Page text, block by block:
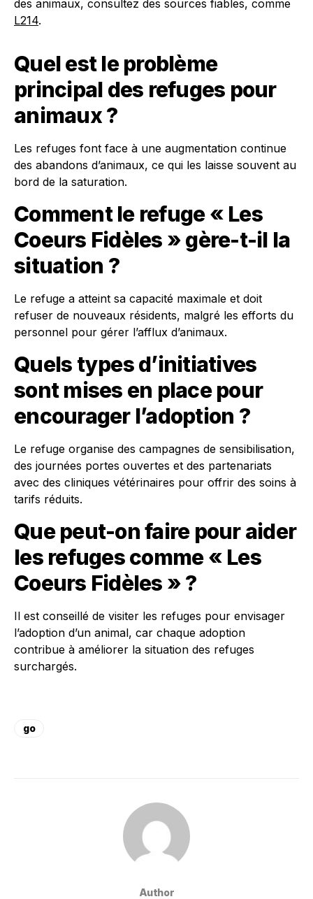
des animaux, consultez des sources fiables, comme
L214.
Quel est le problème
principal des refuges pour
animaux ?
Les refuges font face à une augmentation continue
des abandons d’animaux, ce qui les laisse souvent au
bord de la saturation.
Comment le refuge « Les
Coeurs Fidèles » gère-t-il la
situation ?
Le refuge a atteint sa capacité maximale et doit
refuser de nouveaux résidents, malgré les efforts du
personnel pour gérer l’afflux d’animaux.
Quels types d’initiatives
sont mises en place pour
encourager l’adoption ?
Le refuge organise des campagnes de sensibilisation,
des journées portes ouvertes et des partenariats
avec des cliniques vétérinaires pour offrir des soins à
tarifs réduits.
Que peut-on faire pour aider
les refuges comme « Les
Coeurs Fidèles » ?
Il est conseillé de visiter les refuges pour envisager
l’adoption d’un animal, car chaque adoption
contribue à améliorer la situation des refuges
surchargés.
go
Author